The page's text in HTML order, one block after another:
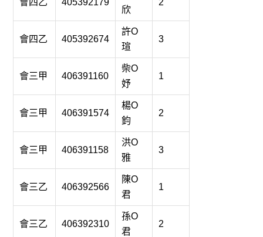
欣
會四乙 405392674
許O
瑄
3
會三甲 406391160
柴O
妤
1
會三甲 406391574
楊O
鈞
2
會三甲 406391158
洪O
雅
3
會三乙 406392566
陳O
君
1
會三乙 406392310
孫O
君
2